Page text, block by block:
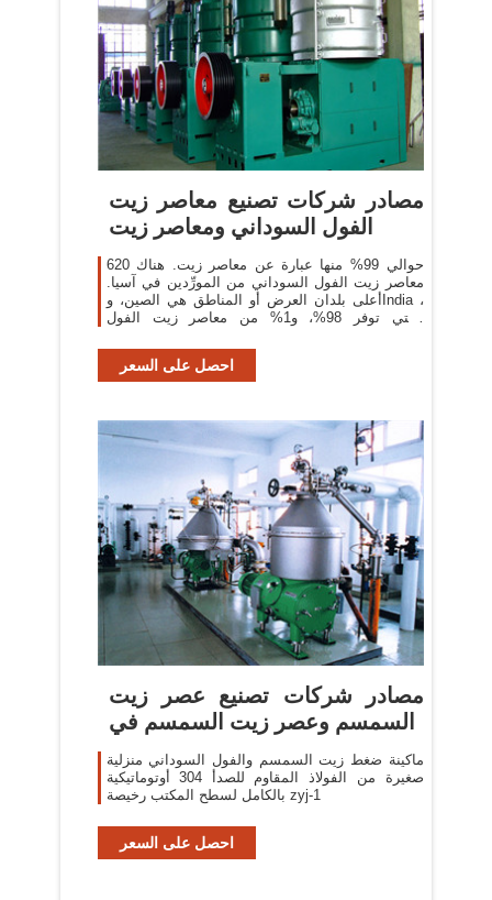
مصادر شركات تصنيع معاصر زيت
الفول السوداني ومعاصر زيت
حوالي 99% منها عبارة عن معاصر زيت. هناك 620
معاصر زيت الفول السوداني من المورِّدين في آسيا.
أعلى بلدان العرض أو المناطق هي الصين، وIndia ،
والتي توفر 98%، و1% من معاصر زيت الفول
احصل على السعر
مصادر شركات تصنيع عصر زيت
السمسم وعصر زيت السمسم في
ماكينة ضغط زيت السمسم والفول السوداني منزلية
صغيرة من الفولاذ المقاوم للصدأ 304 أوتوماتيكية
بالكامل لسطح المكتب رخيصة zyj-1
احصل على السعر